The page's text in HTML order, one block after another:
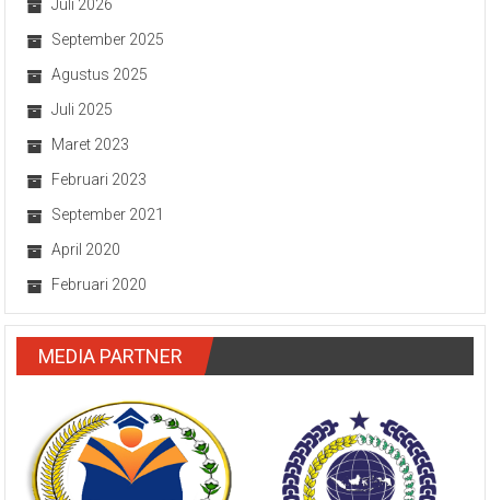
Juli 2026
September 2025
Agustus 2025
Juli 2025
Maret 2023
Februari 2023
September 2021
April 2020
Februari 2020
MEDIA PARTNER